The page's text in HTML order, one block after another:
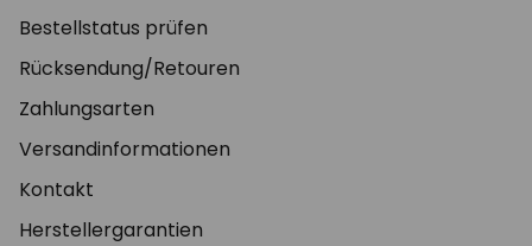
Bestellstatus prüfen
Rücksendung/Retouren
Zahlungsarten
Versandinformationen
Kontakt
Herstellergarantien